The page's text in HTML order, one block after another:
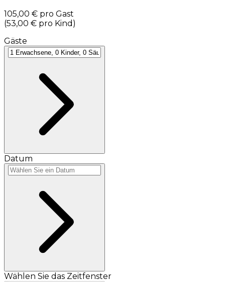
105,00 € pro Gast
(53,00 € pro Kind )
Gäste
Datum
Wählen Sie das Zeitfenster